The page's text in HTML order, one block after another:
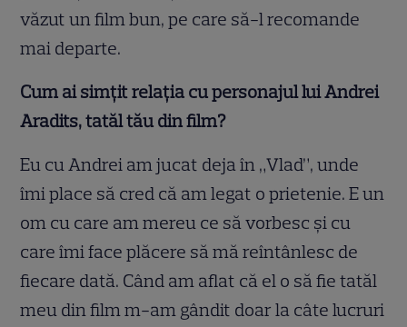
văzut un film bun, pe care să-l recomande
mai departe.
Cum ai simțit relația cu personajul lui Andrei
Aradits, tatăl tău din film?
Eu cu Andrei am jucat deja în „Vlad”, unde
îmi place să cred că am legat o prietenie. E un
om cu care am mereu ce să vorbesc și cu
care îmi face plăcere să mă reîntânlesc de
fiecare dată. Când am aflat că el o să fie tatăl
meu din film m-am gândit doar la câte lucruri